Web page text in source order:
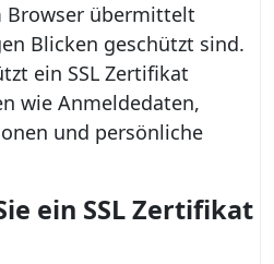
Browser übermittelt
Blicken geschützt sind.
ein SSL Zertifikat
wie Anmeldedaten,
und persönliche
ein SSL Zertifikat